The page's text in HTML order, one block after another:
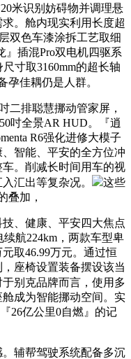
米识别妨碍物并调理悬
。舱内现实利用长度超
双色车漆涂拆工艺取细
』插混Pro双电机四驱系
寸取3160mm的超长轴
孕佳耦仍是人群。
排聪慧挪动管家屏，
吋全景AR HUD。『逍
R6强化进修大模子
智能、平安的全方位冲
。削减长时间用车的视
汇出等复杂况。
这些
叠加，
、健康、平安四大焦点
航224km，两款车型卑
取46.99万元。通过恒
座椅设置装备摆设该当
于别克品牌而言，使用多
成为智能挪动空间。实
26亿公里0自燃』的记
辅帮驾驶系统配备多沉